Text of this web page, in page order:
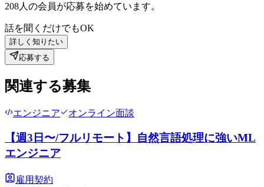
208人の会員が応募を始めています。
話を聞くだけでもOK
詳しく知りたい
応募する
関連する募集
エンジニア オンライン面談
【週3日〜/フルリモート】自然言語処理に強いML
エンジニア
雇用契約